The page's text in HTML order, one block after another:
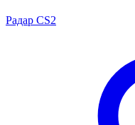
Радар CS2